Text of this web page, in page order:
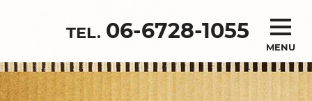
06-6728-1055
MENU